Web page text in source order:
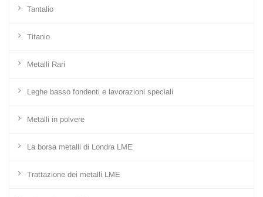
Tantalio
Titanio
Metalli Rari
Leghe basso fondenti e lavorazioni speciali
Metalli in polvere
La borsa metalli di Londra LME
Trattazione dei metalli LME